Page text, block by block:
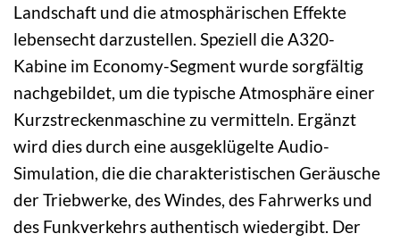
Landschaft und die atmosphärischen Effekte
lebensecht darzustellen. Speziell die A320-
Kabine im Economy-Segment wurde sorgfältig
nachgebildet, um die typische Atmosphäre einer
Kurzstreckenmaschine zu vermitteln. Ergänzt
wird dies durch eine ausgeklügelte Audio-
Simulation, die die charakteristischen Geräusche
der Triebwerke, des Windes, des Fahrwerks und
des Funkverkehrs authentisch wiedergibt. Der